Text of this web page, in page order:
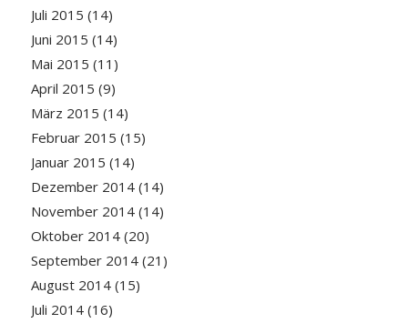
Juli 2015 (14)
Juni 2015 (14)
Mai 2015 (11)
April 2015 (9)
März 2015 (14)
Februar 2015 (15)
Januar 2015 (14)
Dezember 2014(14)
November 2014(14)
Oktober 2014(20)
September 2014(21)
August 2014(15)
Juli 2014(16)